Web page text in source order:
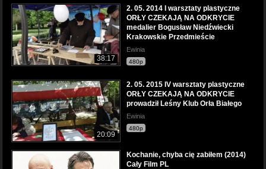
38:17
2. 05. 2014 I warsztaty plastyczne
ORŁY CZEKAJĄ NA ODKRYCIE
medalier Bogusław Niedźwiecki
Krakowskie Przedmieście
Ewinia
480p
20:09
2. 05. 2015 IV warsztaty plastyczne
ORŁY CZEKAJĄ NA ODKRYCIE
prowadził Leśny Klub Orła Białego
Ewinia
480p
Kochanie, chyba cię zabiłem (2014)
Cały Film PL